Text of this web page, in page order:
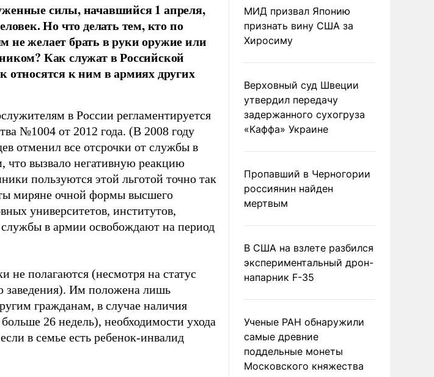
силы, начавшийся 1 апреля,
Но что делать тем, кто по
не желает брать в руки оружие или
Как служат в Российской
относятся к ним в армиях других
в России регламентируется
№1004 от 2012 года. (В 2008 году
отменил все отсрочки от службы в
вызвало негативную реакцию
пользуются этой льготой точно так
миряне очной формы высшего
университетов, институтов,
в армии освобождают на период
не полагаются (несмотря на статус
заведения). Им положена лишь
гражданам, в случае наличия
26 недель), необходимости ухода
в семье есть ребенок-инвалид
МИД призвал Японию
признать вину США за
Хиросиму
Верховный суд Швеции
утвердил передачу
задержанного сухогруза
«Каффа» Украине
Пропавший в Черногории
россиянин найден
мертвым
В США на взлете разбился
экспериментальный дрон-
напарник F-35
Ученые РАН обнаружили
самые древние
поддельные монеты
Московского княжества